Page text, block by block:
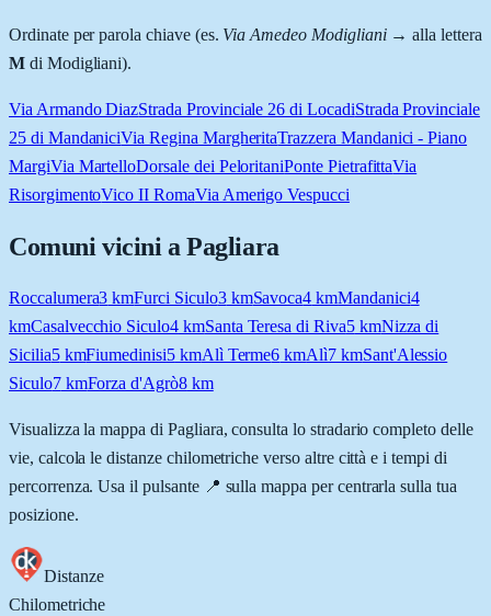
Ordinate per parola chiave (es. Via Amedeo Modigliani→ alla lettera
Mdi Modigliani).
Via Armando DiazStrada Provinciale 26 di LocadiStrada Provinciale
25 di MandaniciVia Regina MargheritaTrazzera Mandanici - Piano
MargiVia MartelloDorsale dei PeloritaniPonte PietrafittaVia
RisorgimentoVico II RomaVia Amerigo Vespucci
Comuni vicini aPagliara
Roccalumera3 kmFurci Siculo3kmSavoca4 kmMandanici4
kmCasalvecchio Siculo4kmSanta Teresa di Riva5kmNizza di
Sicilia5kmFiumedinisi5kmAlì Terme6 kmAlì7kmSant'Alessio
Siculo7kmForza d'Agrò8km
Visualizza la mappa di Pagliara, consulta lo stradario completo delle
vie, calcola le distanze chilometriche verso altre città e i tempi di
percorrenza. Usa il pulsante 📍 sulla mappa per centrarla sulla tua
posizione.
Distanze
Chilometriche